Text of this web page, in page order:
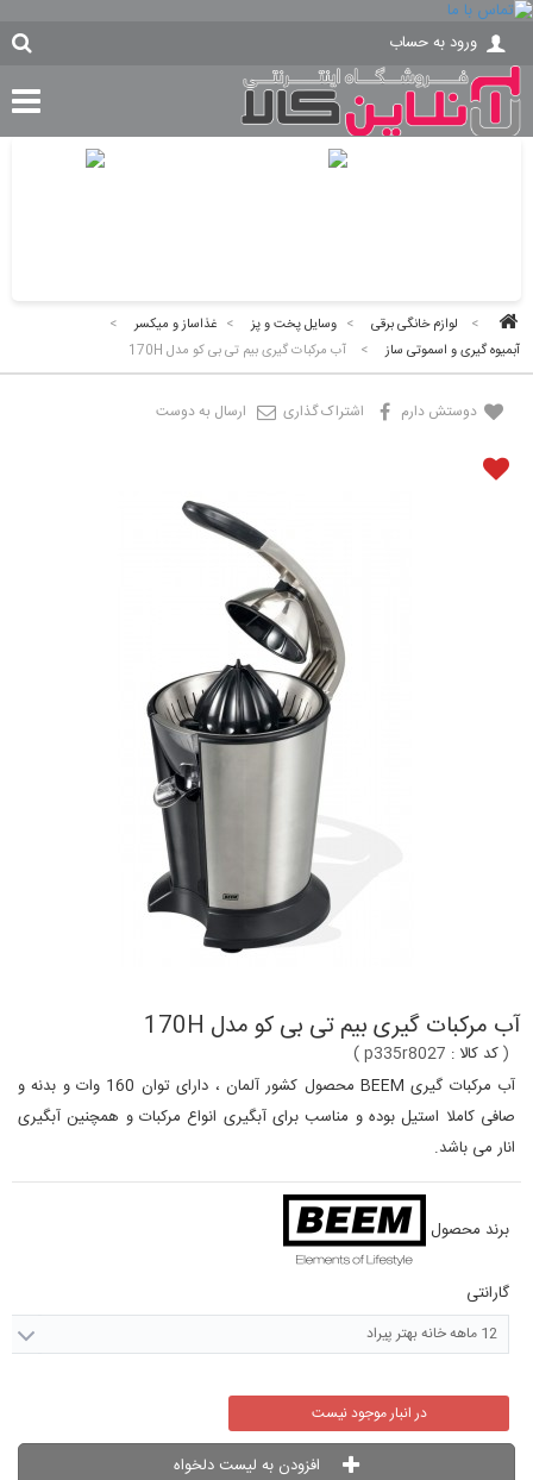
ورود به حساب
> لوازم خانگی برقی > وسایل پخت و پز > غذاساز و میکسر
>
آبمیوه گیری و اسموتی ساز
> آب مرکبات گیری بیم تی بی کو مدل 170H
دوستش دارم اشتراک گذاری ارسال به دوست
آب مرکبات گیری بیم تی بی کو مدل 170H
(کد کالا : p335r8027
)
آب مرکبات گیری BEEM محصول کشور آلمان ، دارای توان 160 وات و بدنه و
صافی کاملا استیل بوده و مناسب برای آبگیری انواع مرکبات و همچنین آبگیری
انار می باشد.
برند محصول
گارانتی
12 ماهه خانه بهتر پیراد
در انبار موجود نیست
افزودن به لیست دلخواه